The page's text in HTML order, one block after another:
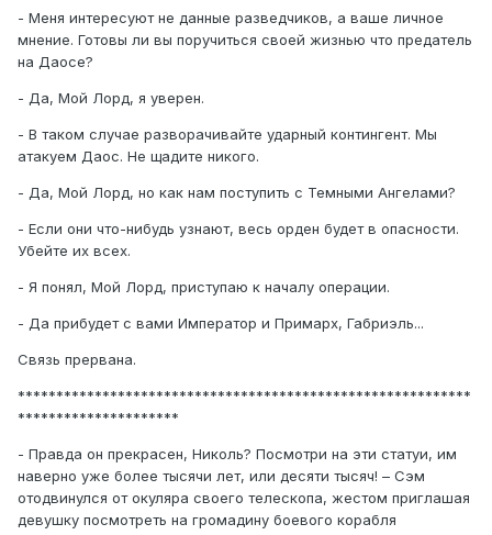
- Меня интересуют не данные разведчиков, а ваше личное
мнение. Готовы ли вы поручиться своей жизнью что предатель
на Даосе?
- Да, Мой Лорд, я уверен.
- В таком случае разворачивайте ударный контингент. Мы
атакуем Даос. Не щадите никого.
- Да, Мой Лорд, но как нам поступить с Темными Ангелами?
- Если они что-нибудь узнают, весь орден будет в опасности.
Убейте их всех.
- Я понял, Мой Лорд, приступаю к началу операции.
- Да прибудет с вами Император и Примарх, Габриэль...
Связь прервана.
***********************************************************
*********************
- Правда он прекрасен, Николь? Посмотри на эти статуи, им
наверно уже более тысячи лет, или десяти тысяч! – Сэм
отодвинулся от окуляра своего телескопа, жестом приглашая
девушку посмотреть на громадину боевого корабля